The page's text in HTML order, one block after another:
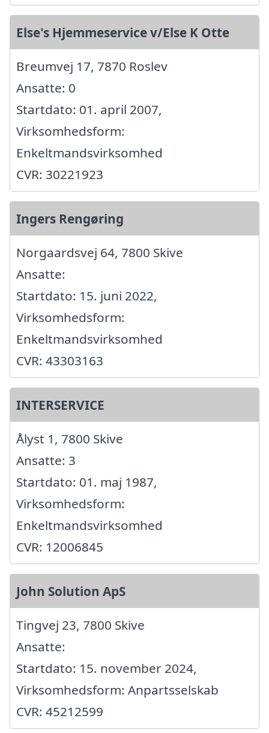
Else's Hjemmeservice v/Else K Otte
Breumvej 17, 7870 Roslev
Ansatte: 0
Startdato: 01. april 2007,
Virksomhedsform:
Enkeltmandsvirksomhed
CVR: 30221923
Ingers Rengøring
Norgaardsvej 64, 7800 Skive
Ansatte:
Startdato: 15. juni 2022,
Virksomhedsform:
Enkeltmandsvirksomhed
CVR: 43303163
INTERSERVICE
Ålyst 1, 7800 Skive
Ansatte: 3
Startdato: 01. maj 1987,
Virksomhedsform:
Enkeltmandsvirksomhed
CVR: 12006845
John Solution ApS
Tingvej 23, 7800 Skive
Ansatte:
Startdato: 15. november 2024,
Virksomhedsform: Anpartsselskab
CVR: 45212599